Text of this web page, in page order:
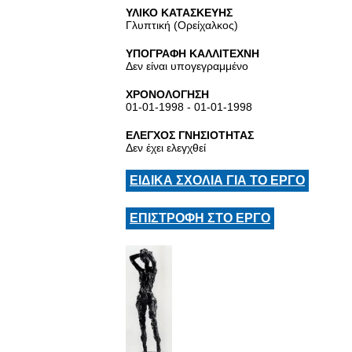
ΥΛΙΚΟ ΚΑΤΑΣΚΕΥΗΣ
Γλυπτική (Ορείχαλκος)
ΥΠΟΓΡΑΦΗ ΚΑΛΛΙΤΕΧΝΗ
Δεν είναι υπογεγραμμένο
ΧΡΟΝΟΛΟΓΗΣΗ
01-01-1998 - 01-01-1998
ΕΛΕΓΧΟΣ ΓΝΗΣΙΟΤΗΤΑΣ
Δεν έχει ελεγχθεί
ΕΙΔΙΚΑ ΣΧΟΛΙΑ ΓΙΑ ΤΟ ΕΡΓΟ
ΕΠΙΣΤΡΟΦΗ ΣΤΟ ΕΡΓΟ